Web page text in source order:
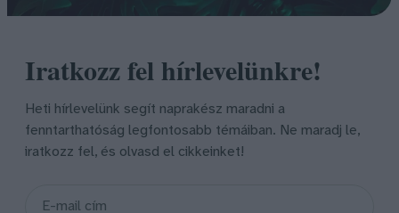
Iratkozz fel hírlevelünkre!
Heti hírlevelünk segít naprakész maradni a
fenntarthatóság legfontosabb témáiban. Ne maradj le,
iratkozz fel, és olvasd el cikkeinket!